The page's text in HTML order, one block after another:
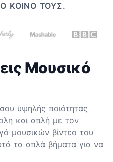
ΚΟΙΝΌ ΤΟΥΣ.
Μουσικό
υψηλής ποιότητας
και απλή με τον
μουσικών βίντεο του
τα απλά βήματα για να